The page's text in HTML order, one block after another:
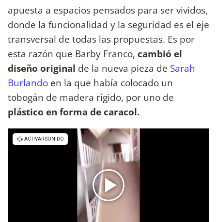
apuesta a espacios pensados para ser vividos,
donde la funcionalidad y la seguridad es el eje
transversal de todas las propuestas. Es por
esta razón que Barby Franco, cambió el
diseño original de la nueva pieza de Sarah
Burlando en la que había colocado un
tobogán de madera rígido, por uno de
plástico en forma de caracol.